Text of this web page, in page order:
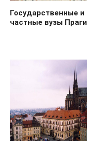
Государственные и
частные вузы Праги